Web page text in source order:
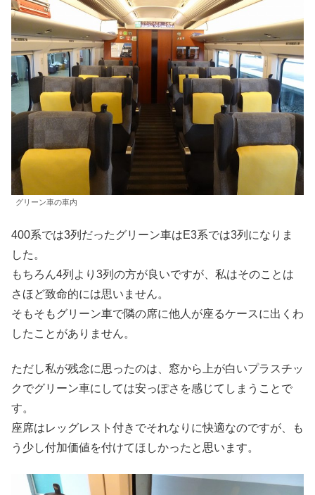
グリーン車の車内
400系では3列だったグリーン車はE3系では3列になりま
した。
もちろん4列より3列の方が良いですが、私はそのことは
さほど致命的には思いません。
そもそもグリーン車で隣の席に他人が座るケースに出くわ
したことがありません。
ただし私が残念に思ったのは、窓から上が白いプラスチッ
クでグリーン車にしては安っぽさを感じてしまうことで
す。
座席はレッグレスト付きでそれなりに快適なのですが、も
う少し付加価値を付けてほしかったと思います。